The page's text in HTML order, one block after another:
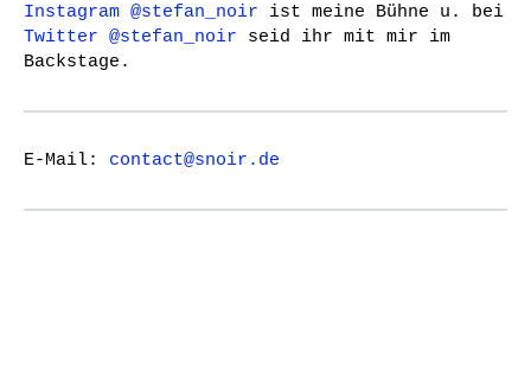
Instagram @stefan_noir ist meine Bühne u. bei
Twitter @stefan_noir seid ihr mit mir im
Backstage.
E-Mail: contact@snoir.de